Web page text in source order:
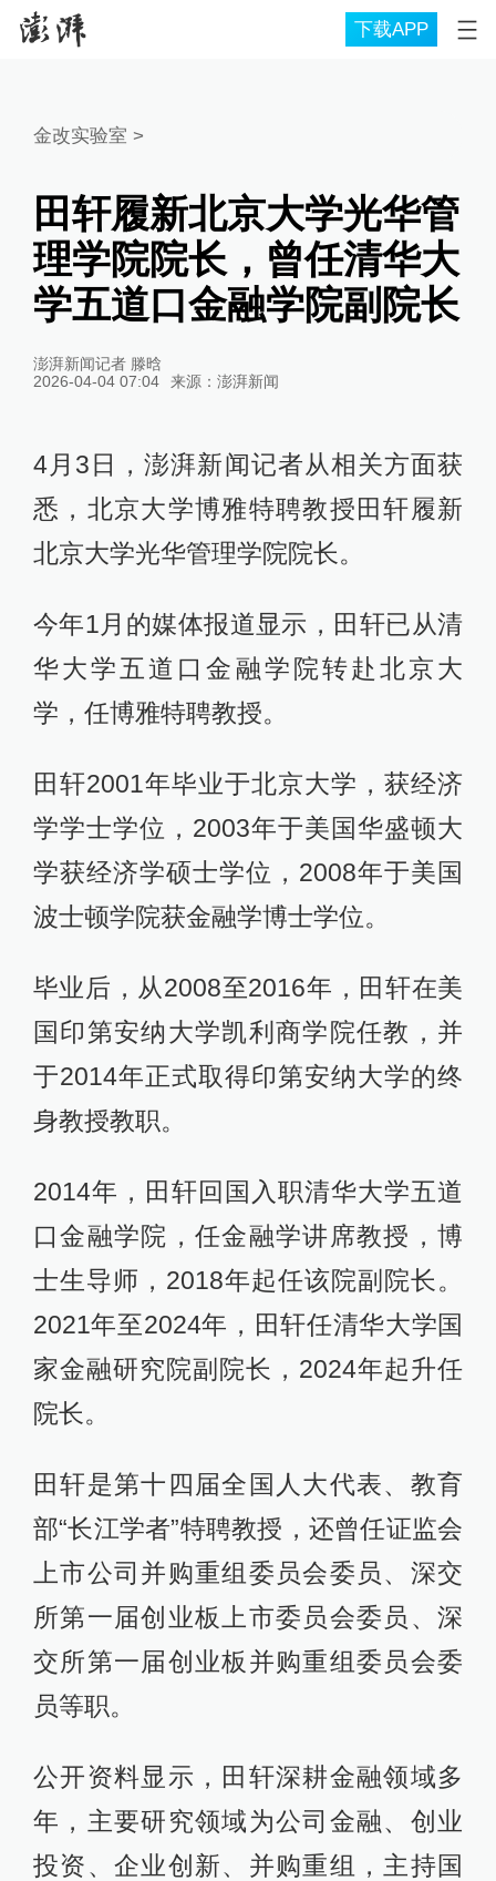
下载APP
金改实验室 >
田轩履新北京大学光华管
理学院院长，曾任清华大
学五道口金融学院副院长
澎湃新闻记者 滕晗
2026-04-04 07:04
来源： 澎湃新闻
4月3日，澎湃新闻记者从相关方面获
悉，北京大学博雅特聘教授田轩履新
北京大学光华管理学院院长。
今年1月的媒体报道显示，田轩已从清
华大学五道口金融学院转赴北京大
学，任博雅特聘教授。
田轩2001年毕业于北京大学，获经济
学学士学位，2003年于美国华盛顿大
学获经济学硕士学位，2008年于美国
波士顿学院获金融学博士学位。
毕业后，从2008至2016年，田轩在美
国印第安纳大学凯利商学院任教，并
于2014年正式取得印第安纳大学的终
身教授教职。
2014年，田轩回国入职清华大学五道
口金融学院，任金融学讲席教授，博
士生导师，2018年起任该院副院长。
2021年至2024年，田轩任清华大学国
家金融研究院副院长，2024年起升任
院长。
田轩是第十四届全国人大代表、教育
部“长江学者”特聘教授，还曾任证监会
上市公司并购重组委员会委员、深交
所第一届创业板上市委员会委员、深
交所第一届创业板并购重组委员会委
员等职。
公开资料显示，田轩深耕金融领域多
年，主要研究领域为公司金融、创业
投资、企业创新、并购重组，主持国